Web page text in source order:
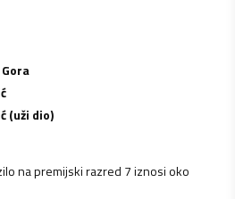
(uži dio)
na premijski razred 7 iznosi oko